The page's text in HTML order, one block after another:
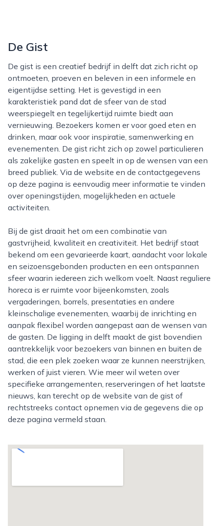
De Gist
De gist is een creatief bedrijf in delft dat zich richt op
ontmoeten, proeven en beleven in een informele en
eigentijdse setting. Het is gevestigd in een
karakteristiek pand dat de sfeer van de stad
weerspiegelt en tegelijkertijd ruimte biedt aan
vernieuwing. Bezoekers komen er voor goed eten en
drinken, maar ook voor inspiratie, samenwerking en
evenementen. De gist richt zich op zowel particulieren
als zakelijke gasten en speelt in op de wensen van een
breed publiek. Via de website en de contactgegevens
op deze pagina is eenvoudig meer informatie te vinden
over openingstijden, mogelijkheden en actuele
activiteiten.
Bij de gist draait het om een combinatie van
gastvrijheid, kwaliteit en creativiteit. Het bedrijf staat
bekend om een gevarieerde kaart, aandacht voor lokale
en seizoensgebonden producten en een ontspannen
sfeer waarin iedereen zich welkom voelt. Naast reguliere
horeca is er ruimte voor bijeenkomsten, zoals
vergaderingen, borrels, presentaties en andere
kleinschalige evenementen, waarbij de inrichting en
aanpak flexibel worden aangepast aan de wensen van
de gasten. De ligging in delft maakt de gist bovendien
aantrekkelijk voor bezoekers van binnen en buiten de
stad, die een plek zoeken waar ze kunnen neerstrijken,
werken of juist vieren. Wie meer wil weten over
specifieke arrangementen, reserveringen of het laatste
nieuws, kan terecht op de website van de gist of
rechtstreeks contact opnemen via de gegevens die op
deze pagina vermeld staan.